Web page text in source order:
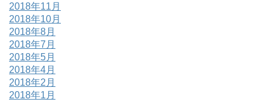
2018年11月
2018年10月
2018年8月
2018年7月
2018年5月
2018年4月
2018年2月
2018年1月